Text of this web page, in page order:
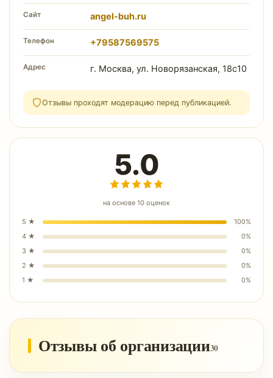
Сайт angel-buh.ru
Телефон +79587569575
Адрес г. Москва, ул. Новорязанская, 18с10
Отзывы проходят модерацию перед публикацией.
5.0
на основе 10 оценок
5 ★ 100%
4 ★ 0%
3 ★ 0%
2 ★ 0%
1 ★ 0%
Отзывы об организации30